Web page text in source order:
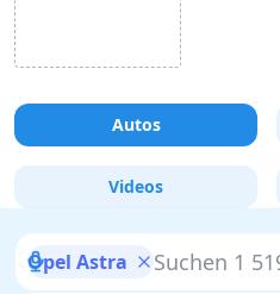
Autos
Videos
Opel Astra